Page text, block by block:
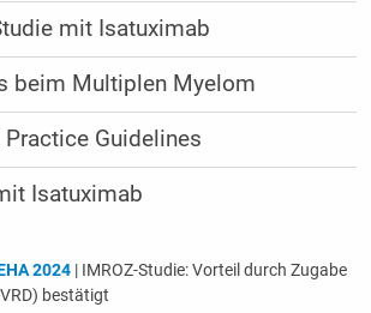
mit Isatuximab
beim Multiplen Myelom
Guidelines
Isatuximab
2024| IMROZ-Studie: Vorteil durch Zugabe
bestätigt